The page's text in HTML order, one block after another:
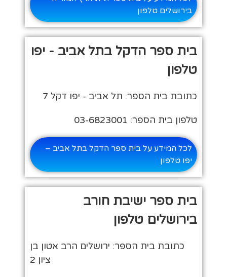
בירושלים טלפון
בית ספר הדקל בתל אביב - יפו
טלפון
כתובת בית הספר: תל אביב - יפו דקל 7
טלפון בית הספר: 03-6823001
לכל המידע על בית ספר הדקל בתל אביב –
יפו טלפון
בית ספר ישיבת חורב
בירושלים טלפון
כתובת בית הספר: ירושלים הרב אטון בן
ציון 2